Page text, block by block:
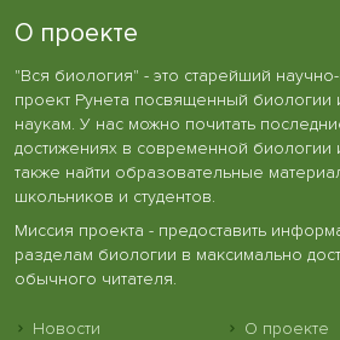
О проекте
"Вся биология" - это старейший
проект Рунета посвященный биологии
наукам. У нас можно почитать
достижениях в современной биологии
также найти образовательные
школьников и студентов.
Миссия проекта - предоставить
разделам биологии в максимально
обычного читателя.
Новости
О проекте